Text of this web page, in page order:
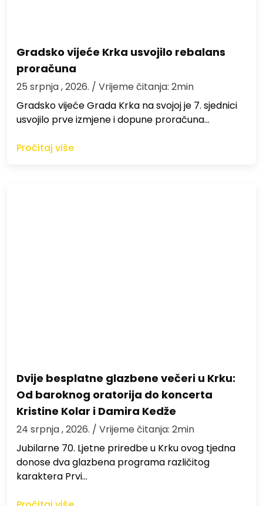
Gradsko vijeće Krka usvojilo rebalans
proračuna
25 srpnja , 2026. / Vrijeme čitanja: 2min
Gradsko vijeće Grada Krka na svojoj je 7. sjednici
usvojilo prve izmjene i dopune proračuna…
Pročitaj više
Dvije besplatne glazbene večeri u Krku:
Od baroknog oratorija do koncerta
Kristine Kolar i Damira Kedže
24 srpnja , 2026. / Vrijeme čitanja: 2min
Jubilarne 70. Ljetne priredbe u Krku ovog tjedna
donose dva glazbena programa različitog
karaktera Prvi…